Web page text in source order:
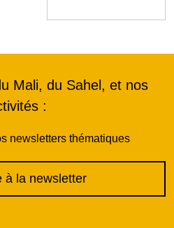
Mali, du Sahel, et nos
:
newsletters thématiques
à la newsletter